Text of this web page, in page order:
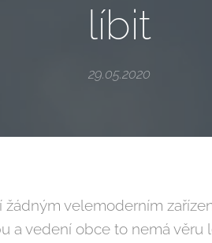
líbit
29.05.2020
žádným velemoderním
a vedení obce to nemá věru